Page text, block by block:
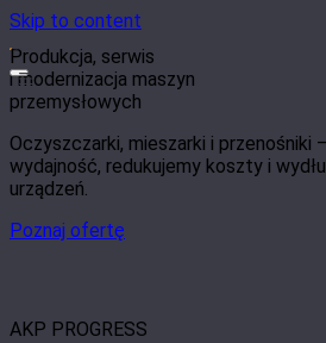
Skip to content
Produkcja, serwis
i modernizacja maszyn
przemysłowych
Oczyszczarki, mieszarki i przenośniki
wydajność, redukujemy koszty i
urządzeń.
Poznaj ofertę
AKP PROGRESS